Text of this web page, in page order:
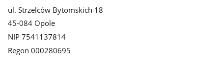
ul. Strzelców Bytomskich 18
45-084 Opole
NIP 7541137814
Regon 000280695